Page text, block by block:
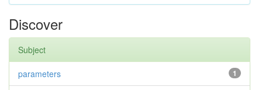
Discover
Subject
1
parameters